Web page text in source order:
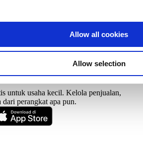
Allow all cookies
Allow selection
untuk usaha kecil. Kelola penjualan,
perangkat apa pun.